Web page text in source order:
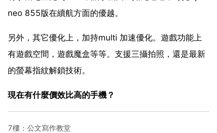
neo 855版在續航方面的優越。
另外，其它優化上，加持multi 加速優化。遊戲功能上
有遊戲空間，遊戲魔盒等等。支援三攝拍照，還是最新
的螢幕指紋解鎖技術。
現在有什麼價效比高的手機？
7樓：公文寫作教堂